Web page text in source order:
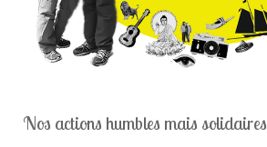
Nos actions humbles mais solidaires